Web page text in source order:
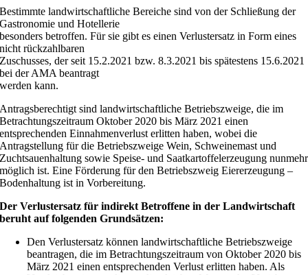
Bestimmte landwirtschaftliche Bereiche sind von der Schließung der
Gastronomie und Hotellerie
besonders betroffen. Für sie gibt es einen Verlustersatz in Form eines
nicht rückzahlbaren
Zuschusses, der seit 15.2.2021 bzw. 8.3.2021 bis spätestens 15.6.2021
bei der AMA beantragt
werden kann.
Antragsberechtigt sind landwirtschaftliche Betriebszweige, die im
Betrachtungszeitraum Oktober 2020 bis März 2021 einen
entsprechenden Einnahmenverlust erlitten haben, wobei die
Antragstellung für die Betriebszweige Wein, Schweinemast und
Zuchtsauenhaltung sowie Speise- und Saatkartoffelerzeugung nunmehr
möglich ist. Eine Förderung für den Betriebszweig Eiererzeugung –
Bodenhaltung ist in Vorbereitung.
Der Verlustersatz für indirekt Betroffene in der Landwirtschaft
beruht auf folgenden Grundsätzen:
Den Verlustersatz können landwirtschaftliche Betriebszweige
beantragen, die im Betrachtungszeitraum von Oktober 2020 bis
März 2021 einen entsprechenden Verlust erlitten haben. Als